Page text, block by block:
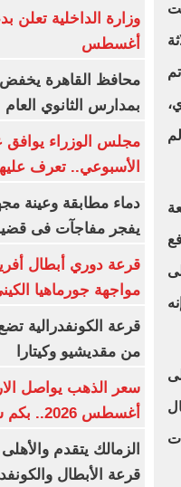
أغسطس
محافظ القاهرة يخفض
بمدارس الثانوي العام
الأسبوعي.. تعرف
دماء مطابقة وعينة
يفجر مفاجآت فى
قرعة دوري أبطال
مواجهة جورماهيا
قرعة الكونفدرالية
من مقديشيو وكيتارا
أغسطس 2026.. بكم سعر عيار 21؟
الزمالك يتقدم
قرعة الأبطال